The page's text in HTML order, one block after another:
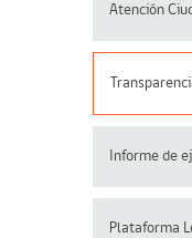
Atención
Informe de
Plataforma